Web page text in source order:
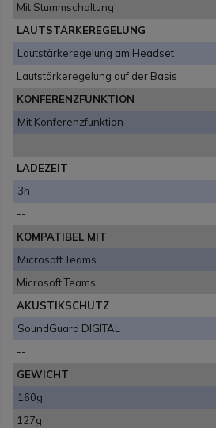
Mit Stummschaltung
LAUTSTÄRKEREGELUNG
Lautstärkeregelung am Headset
Lautstärkeregelung auf der Basis
KONFERENZFUNKTION
Mit Konferenzfunktion
--
LADEZEIT
3h
--
KOMPATIBEL MIT
Microsoft Teams
Microsoft Teams
AKUSTIKSCHUTZ
SoundGuard DIGITAL
--
GEWICHT
160g
127g